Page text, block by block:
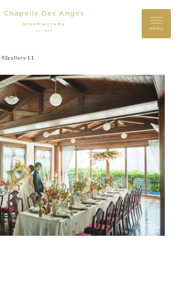
MENU
02gallery-11